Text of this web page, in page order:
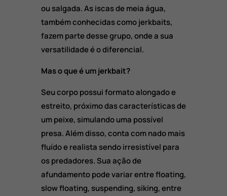
ou salgada. As iscas de meia água,
também conhecidas como jerkbaits,
fazem parte desse grupo, onde a sua
versatilidade é o diferencial.
Mas o que é um jerkbait?
Seu corpo possui formato alongado e
estreito, próximo das características de
um peixe, simulando uma possível
presa. Além disso, conta com nado mais
fluído e realista sendo irresistível para
os predadores. Sua ação de
afundamento pode variar entre floating,
slow floating, suspending, siking, entre